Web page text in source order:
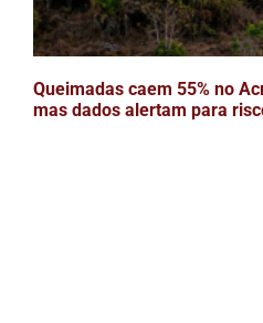
Queimadas caem 55% no
mas dados alertam para